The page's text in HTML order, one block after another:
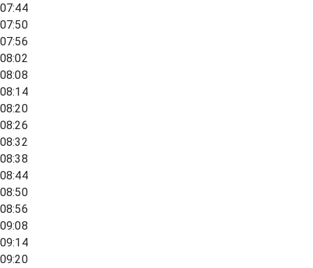
07:44
07:50
07:56
08:02
08:08
08:14
08:20
08:26
08:32
08:38
08:44
08:50
08:56
09:08
09:14
09:20